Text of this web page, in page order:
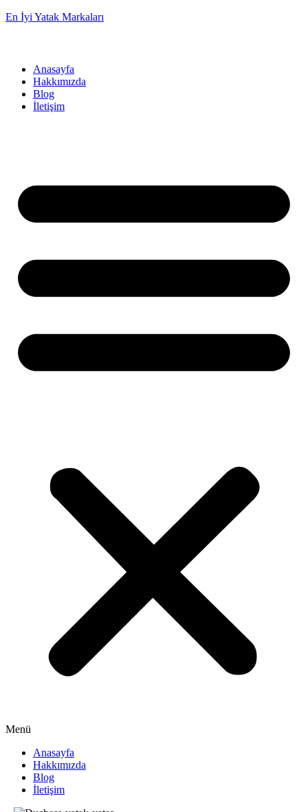
En İyi Yatak Markaları
Anasayfa
Hakkımızda
Blog
İletişim
Menü
Anasayfa
Hakkımızda
Blog
İletişim